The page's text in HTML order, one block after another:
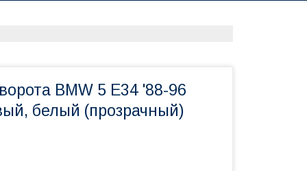
BMW 5 E34 '88-96
белый (прозрачный)